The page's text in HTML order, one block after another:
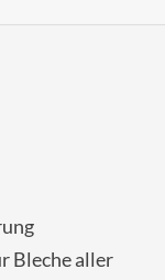
Bleche aller